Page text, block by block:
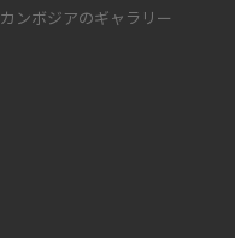
カンボジアのギャラリー